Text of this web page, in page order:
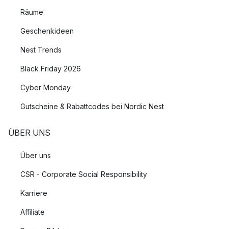
Räume
Geschenkideen
Nest Trends
Black Friday 2026
Cyber Monday
Gutscheine & Rabattcodes bei Nordic Nest
ÜBER UNS
Über uns
CSR - Corporate Social Responsibility
Karriere
Affiliate